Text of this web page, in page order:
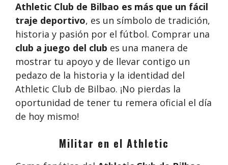
Athletic Club de Bilbao es más que un fácil
traje deportivo, es un símbolo de tradición,
historia y pasión por el fútbol. Comprar una
club a juego del club es una manera de
mostrar tu apoyo y de llevar contigo un
pedazo de la historia y la identidad del
Athletic Club de Bilbao. ¡No pierdas la
oportunidad de tener tu remera oficial el día
de hoy mismo!
Militar en el Athletic